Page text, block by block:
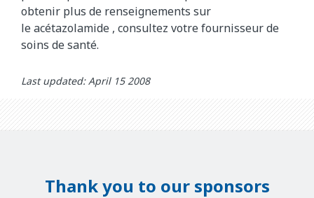
obtenir plus de renseignements sur
leacétazolamide , consultez votre fournisseur de
soins de santé.
Last updated: April 15 2008
Thank you to our sponsors